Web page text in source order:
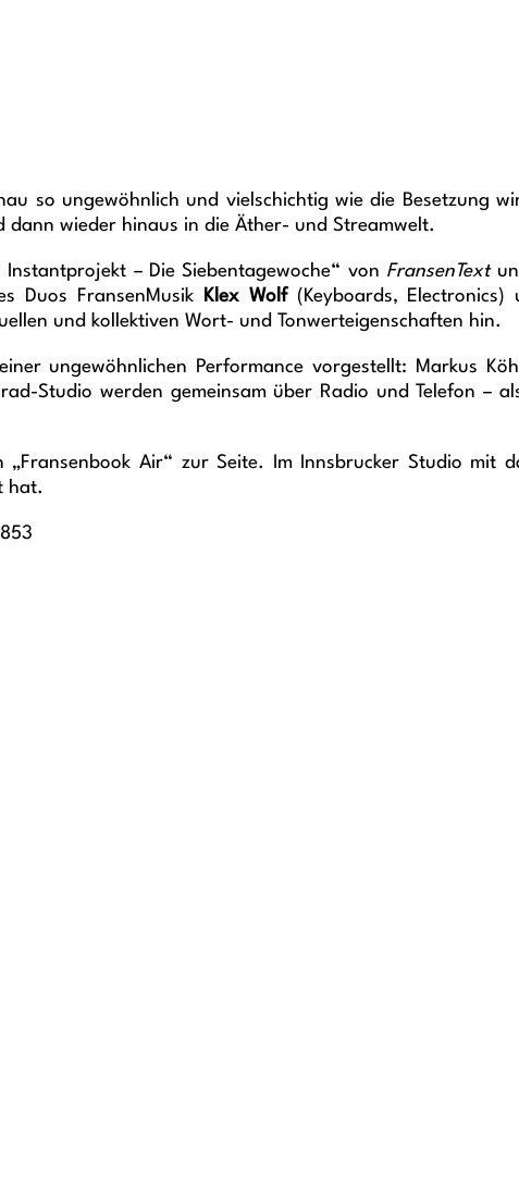
so ungewöhnlich und vielschichtig wie die Besetzung
wieder hinaus in die Äther- und Streamwelt.
– Die Siebentagewoche“ von FransenText
Duos FransenMusik Klex Wolf(Keyboards, Electronics)
und kollektiven Wort- und Tonwerteigenschaften hin.
ungewöhnlichen Performance vorgestellt: Markus
Studio werden gemeinsam über Radio und Telefon –
Air“ zur Seite. Im Innsbrucker Studio mit
hat.